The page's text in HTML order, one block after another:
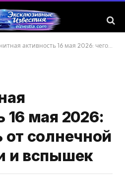
16 мая 2026: чего ждать от солнечной активности и вспышек
16 мая 2026:
от солнечной
и вспышек